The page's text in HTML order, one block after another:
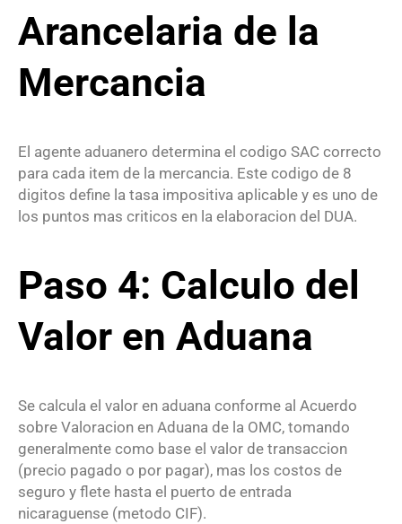
Arancelaria de la
Mercancia
El agente aduanero determina el codigo SAC correcto
para cada item de la mercancia. Este codigo de 8
digitos define la tasa impositiva aplicable y es uno de
los puntos mas criticos en la elaboracion del DUA.
Paso 4: Calculo del
Valor en Aduana
Se calcula el valor en aduana conforme al Acuerdo
sobre Valoracion en Aduana de la OMC, tomando
generalmente como base el valor de transaccion
(precio pagado o por pagar), mas los costos de
seguro y flete hasta el puerto de entrada
nicaraguense (metodo CIF).